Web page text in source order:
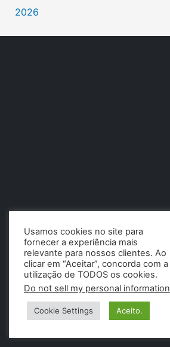
2026
Usamos cookies no site para
fornecer a experiência mais
relevante para nossos clientes. Ao
clicar em “Aceitar”, concorda com a
utilização de TODOS os cookies.
Do not sell my personal information
Cookie Settings Aceito.